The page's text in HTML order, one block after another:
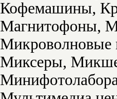
Кофемашины,
Магнитофоны,
Миксеры,